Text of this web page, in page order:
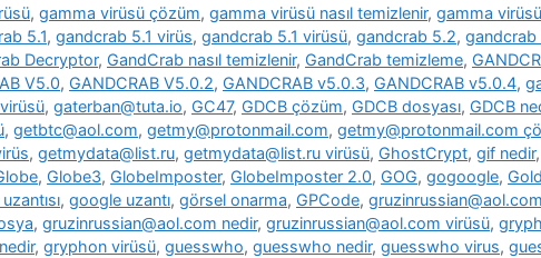
, gamma virüsü çözüm, gamma virüsü nasıl temizlenir, gamma
5.1, gandcrab 5.1 virüs, gandcrab 5.1 virüsü, gandcrab 5.2, gandcrab
Decryptor, GandCrab nasıl temizlenir, GandCrab temizleme,
V5.0, GANDCRAB V5.0.2, GANDCRAB v5.0.3, GANDCRAB v5.0.4,
, gaterban@tuta.io, GC47, GDCB çözüm, GDCB dosyası, GDCB
, getbtc@aol.com, getmy@protonmail.com, getmy@protonmail.com
, getmydata@list.ru, getmydata@list.ru virüsü, GhostCrypt, gif nedir,
, Globe3, GlobeImposter, GlobeImposter 2.0, GOG, gogoogle,
, google uzantı, görsel onarma, GPCode, gruzinrussian@aol.com
, gruzinrussian@aol.com nedir, gruzinrussian@aol.com virüsü,
, gryphon virüsü, guesswho, guesswho nedir, guesswho virus,